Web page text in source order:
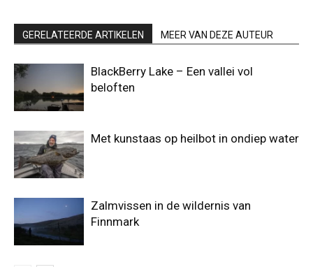
GERELATEERDE ARTIKELEN MEER VAN DEZE AUTEUR
BlackBerry Lake – Een vallei vol
beloften
Met kunstaas op heilbot in ondiep water
Zalmvissen in de wildernis van
Finnmark